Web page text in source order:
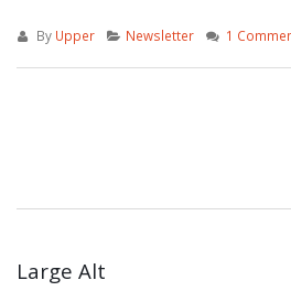
By Upper Newsletter 1
Large Alt